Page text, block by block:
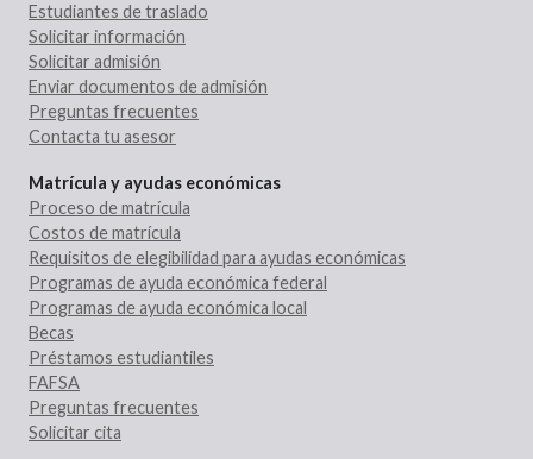
Estudiantes de traslado
Solicitar información
Solicitar admisión
Enviar documentos de admisión
Preguntas frecuentes
Contacta tu asesor
Matrícula y ayudas económicas
Proceso de matrícula
Costos de matrícula
Requisitos de elegibilidad para ayudas económicas
Programas de ayuda económica federal
Programas de ayuda económica local
Becas
Préstamos estudiantiles
FAFSA
Preguntas frecuentes
Solicitar cita